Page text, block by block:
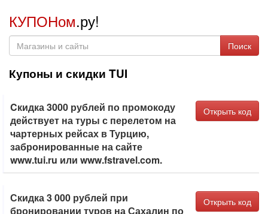
КУПОНом.ру!
Поиск
Купоны и скидки TUI
Cкидка 3000 рублей по промокоду
действует на туры с перелетом на
чартерных рейсах в Турцию,
забронированные на сайте
www.tui.ru или www.fstravel.com.
Открыть код
Скидка 3 000 рублей при
бронировании туров на Сахалин по
Открыть код